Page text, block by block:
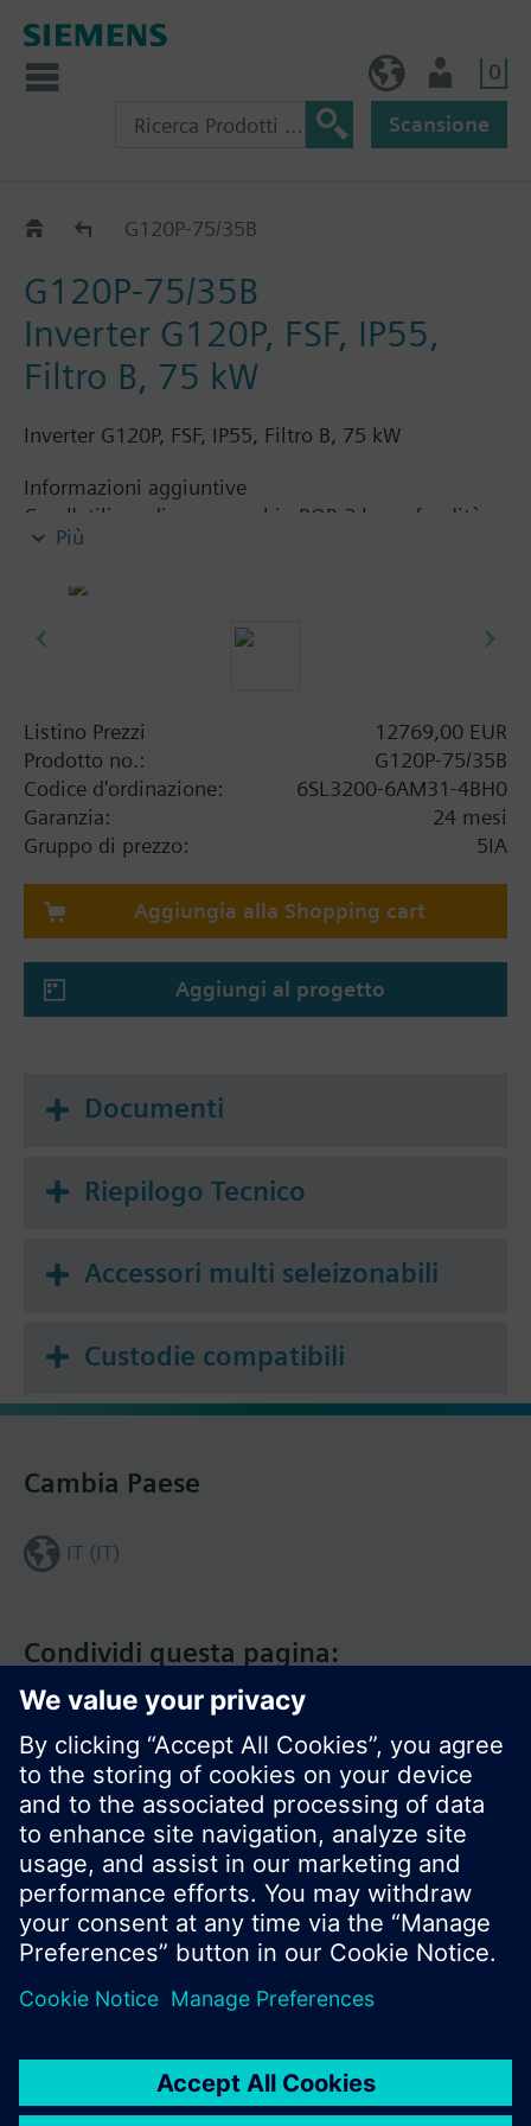
0
Scansione
G120P..5BG120P-75/35B
G120P-75/35B
Inverter G120P, FSF, IP55,
Filtro B, 75 kW
Inverter G120P, FSF, IP55, Filtro B, 75 kW
Informazioni aggiuntive
Con l'utilizzo di un coperchio BOP-2 la profondità
aumenta di 5 mm, e il IOP 15 mm.
Più
Listino Prezzi
12769,00 EUR
Prodotto no.:
G120P-75/35B
Codice d'ordinazione:
6SL3200-6AM31-4BH0
Garanzia:
24 mesi
Gruppo di prezzo:
5IA
Aggiungia alla Shopping cart
Aggiungi al progetto
Documenti
Riepilogo Tecnico
Accessori multi seleizonabili
Custodie compatibili
Condividi questa pagina:
Cambia Paese
IT (IT)
Siemens Italia
I prodotti e i pressi possono variare a seconda del
Informativa sulla privacy